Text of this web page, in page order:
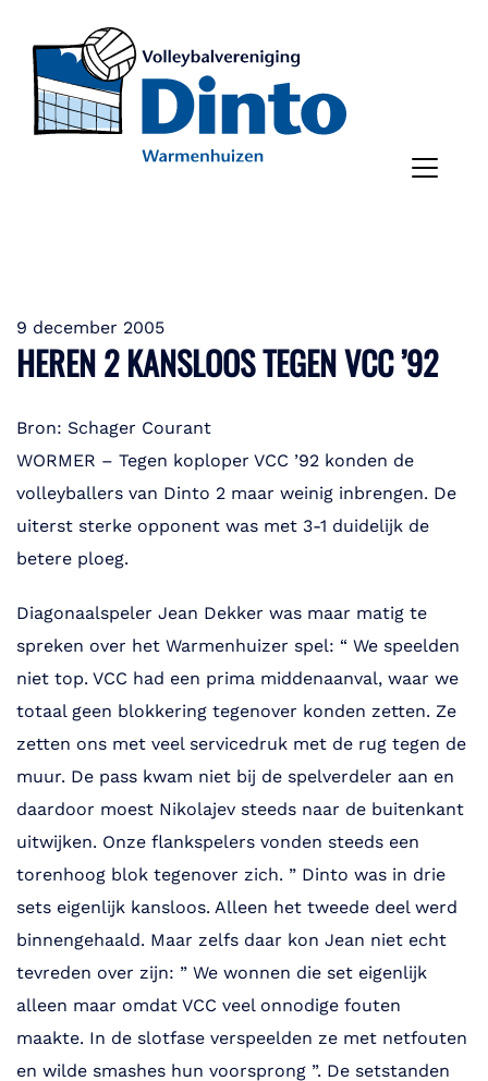
9 december 2005
HEREN 2 KANSLOOS TEGEN VCC ’92
Bron: Schager Courant
WORMER – Tegen koploper VCC ’92 konden de
volleyballers van Dinto 2 maar weinig inbrengen. De
uiterst sterke opponent was met 3-1 duidelijk de
betere ploeg.
Diagonaalspeler Jean Dekker was maar matig te
spreken over het Warmenhuizer spel: “ We speelden
niet top. VCC had een prima middenaanval, waar we
totaal geen blokkering tegenover konden zetten. Ze
zetten ons met veel servicedruk met de rug tegen de
muur. De pass kwam niet bij de spelverdeler aan en
daardoor moest Nikolajev steeds naar de buitenkant
uitwijken. Onze flankspelers vonden steeds een
torenhoog blok tegenover zich. ” Dinto was in drie
sets eigenlijk kansloos. Alleen het tweede deel werd
binnengehaald. Maar zelfs daar kon Jean niet echt
tevreden over zijn: ” We wonnen die set eigenlijk
alleen maar omdat VCC veel onnodige fouten
maakte. In de slotfase verspeelden ze met netfouten
en wilde smashes hun voorsprong ”. De setstanden